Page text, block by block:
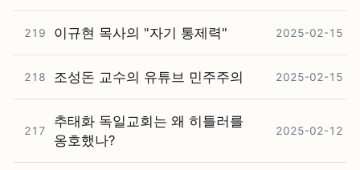
219 이규현 목사의 "자기 통제력" 2025-02-15
218 조성돈 교수의 유튜브 민주주의 2025-02-15
217
추태화 독일교회는 왜 히틀러를
옹호했나?
2025-02-12